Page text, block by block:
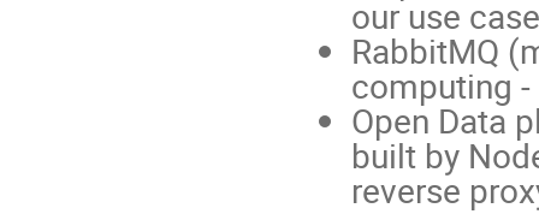
our use
RabbitMQ
computing -
Open Data
built by
reverse